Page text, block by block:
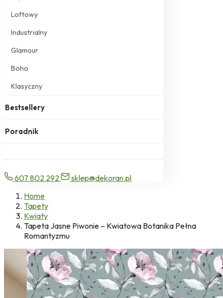
Loftowy
Industrialny
Glamour
Boho
Klasyczny
Bestsellery
Poradnik
607 802 292
sklep@dekoran.pl
Home
Tapety
Kwiaty
Tapeta Jasne Piwonie – Kwiatowa Botanika Pełna
Romantyzmu